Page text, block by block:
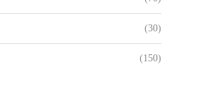
(30)
(150)